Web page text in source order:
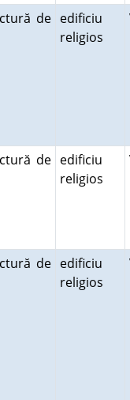
de edificiu
religios
de edificiu
religios
de edificiu
religios